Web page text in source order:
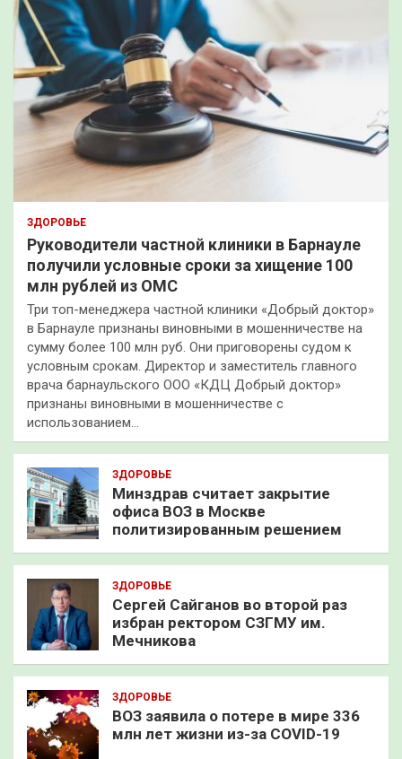
ЗДОРОВЬЕ
Руководители частной клиники в Барнауле
получили условные сроки за хищение 100
млн рублей из ОМС
Три топ-менеджера частной клиники «Добрый доктор»
в Барнауле признаны виновными в мошенничестве на
сумму более 100 млн руб. Они приговорены судом к
условным срокам. Директор и заместитель главного
врача барнаульского ООО «КДЦ Добрый доктор»
признаны виновными в мошенничестве с
использованием…
ЗДОРОВЬЕ
Минздрав считает закрытие
офиса ВОЗ в Москве
политизированным решением
ЗДОРОВЬЕ
Сергей Сайганов во второй раз
избран ректором СЗГМУ им.
Мечникова
ЗДОРОВЬЕ
ВОЗ заявила о потере в мире 336
млн лет жизни из-за COVID-19